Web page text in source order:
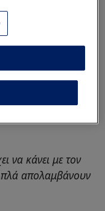
(ΦΩΤΟ)
να κάνει με τον
απολαμβάνουν